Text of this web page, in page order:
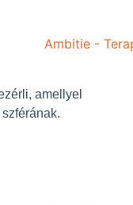
amellyel